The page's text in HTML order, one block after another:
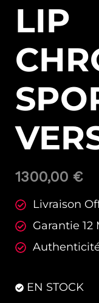
LIP
1300,00 €
Livraison
Garantie 12
EN STOCK